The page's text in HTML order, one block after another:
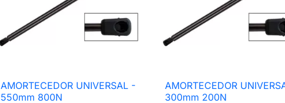
 Vista rápida
AMORTECEDOR UNIVERSAL -
550mm 800N
 Vista rápida
AMORTECEDOR
300mm 200N